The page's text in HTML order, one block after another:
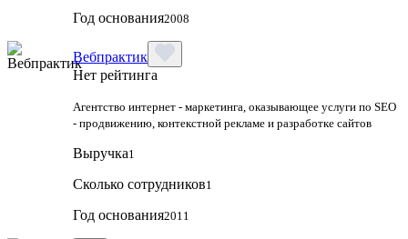
Год основания2008
Вебпрактик
Нет рейтинга
Агентство интернет - маркетинга, оказывающее услуги по SEO
- продвижению, контекстной рекламе и разработке сайтов
Выручка1
Сколько сотрудников1
Год основания2011